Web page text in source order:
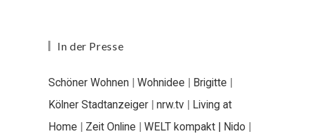
In der Presse
Schöner Wohnen | Wohnidee | Brigitte |
Kölner Stadtanzeiger | nrw.tv | Living at
Home | Zeit Online | WELT kompakt | Nido |